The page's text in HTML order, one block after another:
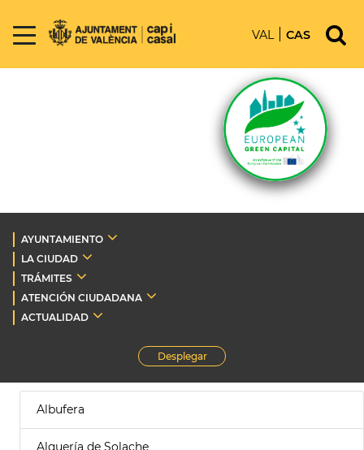
VAL CAS
AYUNTAMIENTO
LA CIUDAD
TRÁMITES
ATENCIÓN CIUDADANA
ACTUALIDAD
Desplegar
Albufera
Alquería de Solache